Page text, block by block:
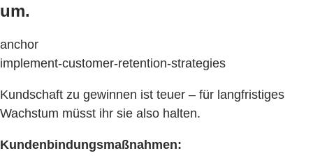
um.
anchor
implement-customer-retention-strategies
Kundschaft zu gewinnen ist teuer – für langfristiges
Wachstum müsst ihr sie also halten.
Kundenbindungsmaßnahmen: